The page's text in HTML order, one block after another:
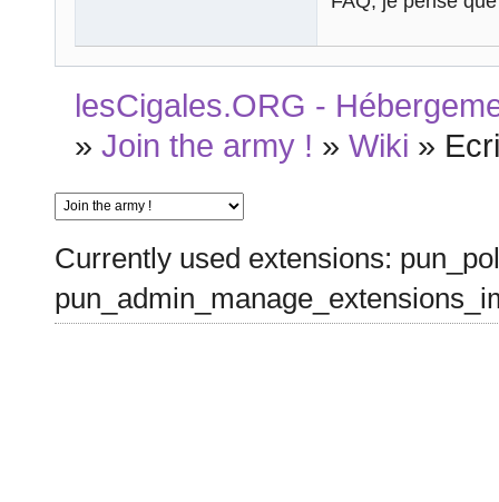
lesCigales.ORG -
»Join the army ! »Wiki »
Currently used extensions: